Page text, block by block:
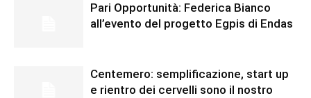
Pari Opportunità: Federica Bianco
all’evento del progetto Egpis di Endas
Centemero: semplificazione, start up
e rientro dei cervelli sono il nostro